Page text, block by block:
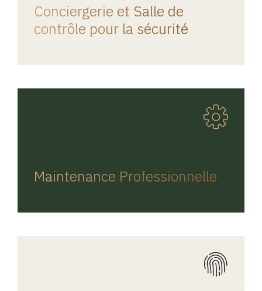
Conciergerie et Salle de
contrôle pour la sécurité
Maintenance Professionnelle